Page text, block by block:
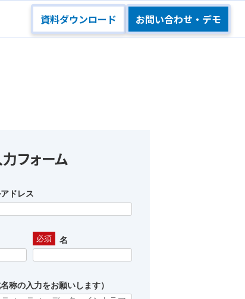
資料ダウンロード お問い合わせ・デモ
フォーム
ドレス
名
称の入力をお願いします）